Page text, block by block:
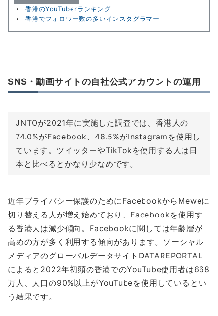
香港のYouTuberランキング
香港でフォロワー数の多いインスタグラマー
SNS・動画サイトの自社公式アカウントの運用
JNTOが2021年に実施した調査では、香港人の
74.0%がFacebook、48.5%がInstagramを使用し
ています。ツイッターやTikTokを使用する人は日
本と比べるとかなり少なめです。
近年プライバシー保護のためにFacebookからMeweに
切り替える人が増え始めており、Facebookを使用す
る香港人は減少傾向。Facebookに関しては年齢層が
高めの方が多く利用する傾向があります。ソーシャル
メディアのグローバルデータサイトDATAREPORTAL
によると2022年初頭の香港でのYouTube使用者は668
万人、人口の90%以上がYouTubeを使用しているとい
う結果です。